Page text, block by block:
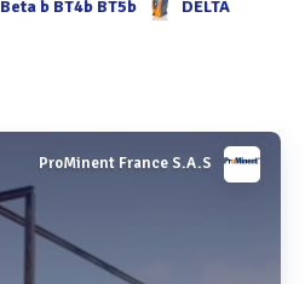
Beta b BT4b BT5b DELTA
ProMinent France S.A.S